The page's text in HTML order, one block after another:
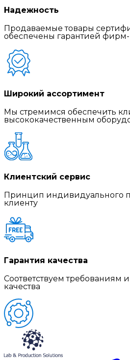
Надежность
Продаваемые товары
обеспечены гарантией
Широкий ассортимент
Мы стремимся обеспечить
высококачественным
Клиентский сервис
Принцип индивидуального
клиенту
Гарантия качества
Соответствуем требованиям
качества